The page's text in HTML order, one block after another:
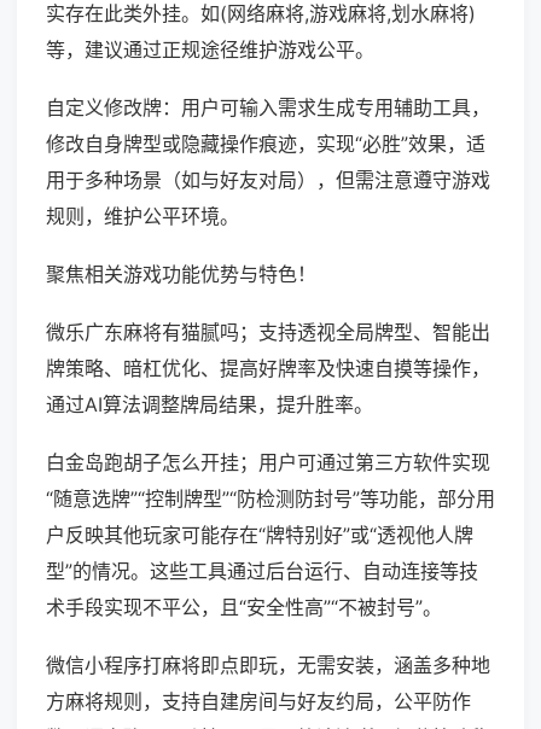
实存在此类外挂。如(网络麻将,游戏麻将,划水麻将)
等，建议通过正规途径维护游戏公平。
自定义修改牌：用户可输入需求生成专用辅助工具，
修改自身牌型或隐藏操作痕迹，实现“必胜”效果，适
用于多种场景（如与好友对局），但需注意遵守游戏
规则，维护公平环境。
聚焦相关游戏功能优势与特色！
微乐广东麻将有猫腻吗；支持透视全局牌型、智能出
牌策略、暗杠优化、提高好牌率及快速自摸等操作，
通过AI算法调整牌局结果，提升胜率。
白金岛跑胡子怎么开挂；用户可通过第三方软件实现
“随意选牌”“控制牌型”“防检测防封号”等功能，部分用
户反映其他玩家可能存在“牌特别好”或“透视他人牌
型”的情况。这些工具通过后台运行、自动连接等技
术手段实现不平公，且“安全性高”“不被封号”。
微信小程序打麻将即点即玩，无需安装，涵盖多种地
方麻将规则，支持自建房间与好友约局，公平防作